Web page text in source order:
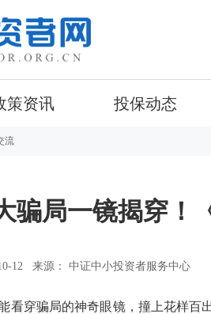
策资讯 投保动态
流
骗局一镜揭穿！
12 来源： 中证中小投资者服务中心
看穿骗局的神奇眼镜，撞上花样百